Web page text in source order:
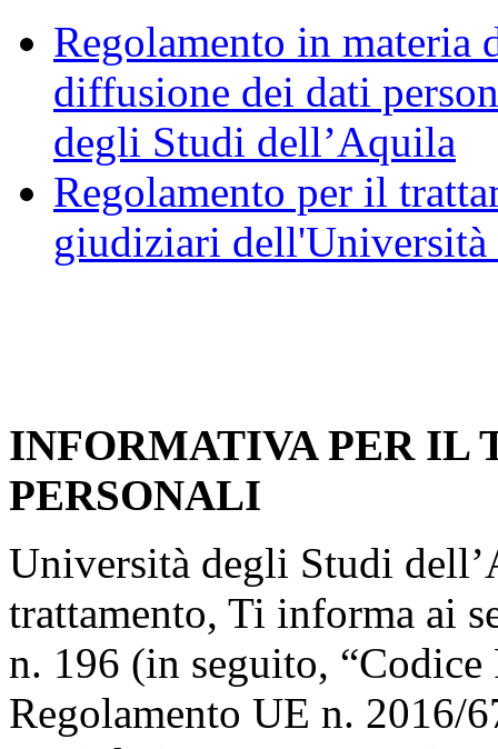
Regolamento in materia
diffusione dei dati
degli Studi dell’Aquila
Regolamento per il
giudiziari
INFORMATIVA PER IL
PERSONALI
Università degli Studi
trattamento, Ti informa ai
n. 196 (in seguito, “Codice
Regolamento UE n. 2016/